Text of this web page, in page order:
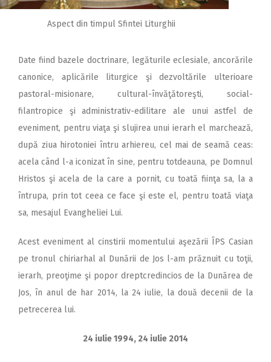
Aspect din timpul Sfintei Liturghii
Date fiind bazele doctrinare, legăturile eclesiale, ancorările
canonice, aplicările liturgice şi dezvoltările ulterioare
pastoral-misionare, cultural-învăţătoreşti, social-
filantropice şi administrativ-edilitare ale unui astfel de
eveniment, pentru viaţa şi slujirea unui ierarh el marchează,
după ziua hirotoniei întru arhiereu, cel mai de seamă ceas:
acela când l-a iconizat în sine, pentru totdeauna, pe Domnul
Hristos şi acela de la care a pornit, cu toată fiinţa sa, la a
întrupa, prin tot ceea ce face şi este el, pentru toată viaţa
sa, mesajul Evangheliei Lui.
Acest eveniment al cinstirii momentului aşezării ÎPS Casian
pe tronul chiriarhal al Dunării de Jos l-am prăznuit cu toţii,
ierarh, preoţime şi popor dreptcredincios de la Dunărea de
Jos, în anul de har 2014, la 24 iulie, la două decenii de la
petrecerea lui.
24 iulie 1994, 24 iulie 2014